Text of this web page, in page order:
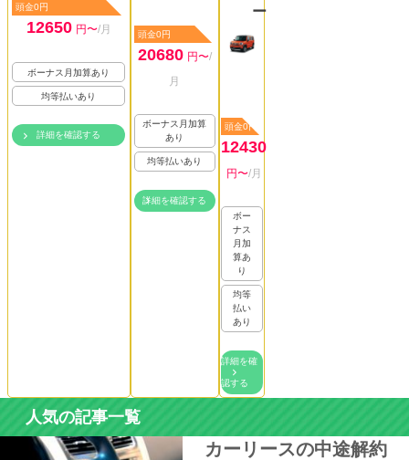
頭金0円
12650 円〜/月
ボーナス月加算あり
均等払いあり
詳細を確認する
頭金0円
20680 円〜/
月
ボーナス月加算
あり
均等払いあり
詳細を確認する
ー
頭金0円
12430
円〜/月
ボー
ナス
月加
算あ
り
均等
払い
あり
詳細を確
認する
人気の記事一覧
カーリースの中途解約